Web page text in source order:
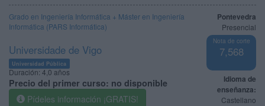
Pontevedra
Presencial
Nota de corte
7,568
Idioma de
enseñanza:
Castellano
Grado en Ingeniería Informática + Máster en Ingeniería
Informática (PARS Informática)
Universidade de Vigo
Universidad Pública
Duración:4,0 años
Precio del primer curso: no disponible
Pídeles información ¡GRATIS!